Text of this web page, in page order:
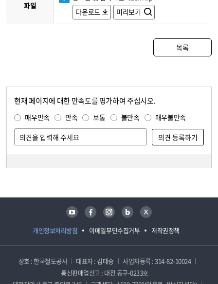
파일
다운로드
미리보기
목록
현재 페이지에 대한 만족도를 평가하여 주십시오.
매우만족 만족 보통 불만족 매우불만족
개인정보처리방침 이메일무단수집거부 저작권정책
유튜브 페이스북 인스타그램 블로그 트위터
상호 : 한국철도공사 대표자 : 김태승
사업자등록 : 314-82-10024
통신판매업신고 : 대전 동구-0233호